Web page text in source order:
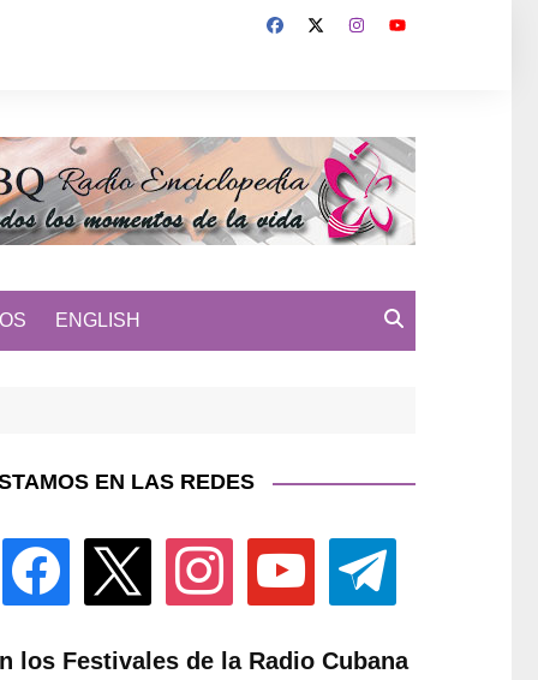
ENGLISH
EN LAS REDES
facebook instagram youtube telegram
los Festivales de la Radio Cubana